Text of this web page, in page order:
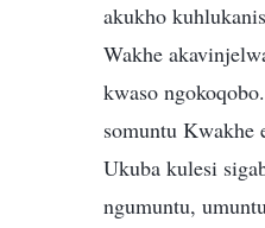
akukho
Wakhe
kwaso
somuntu Kwakhe
Ukuba kulesi
ngumuntu,